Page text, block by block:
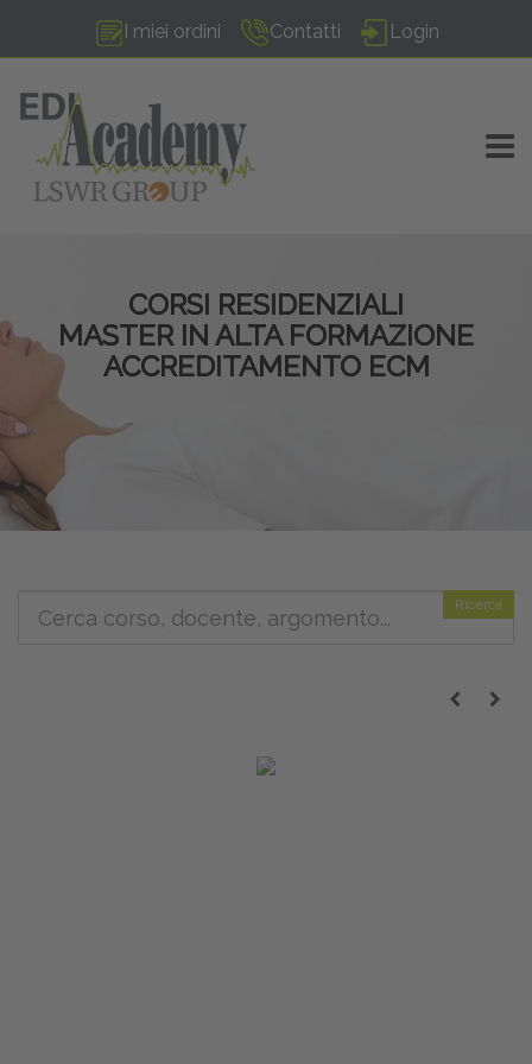
I miei ordini Contatti Login
CORSI RESIDENZIALI
MASTER IN ALTA FORMAZIONE
ACCREDITAMENTO ECM
Ricerca